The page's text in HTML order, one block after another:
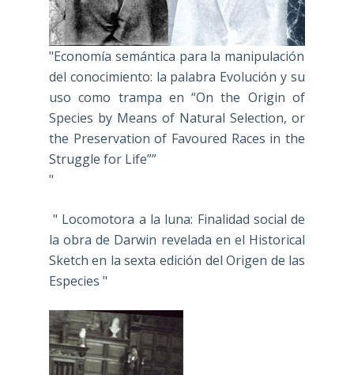
"Economía semántica para la manipulación
del conocimiento: la palabra Evolución y su
uso como trampa en “On the Origin of
Species by Means of Natural Selection, or
the Preservation of Favoured Races in the
Struggle for Life””
"
" Locomotora a la luna: Finalidad social de
la obra de Darwin revelada en el Historical
Sketch en la sexta edición del Origen de las
Especies "